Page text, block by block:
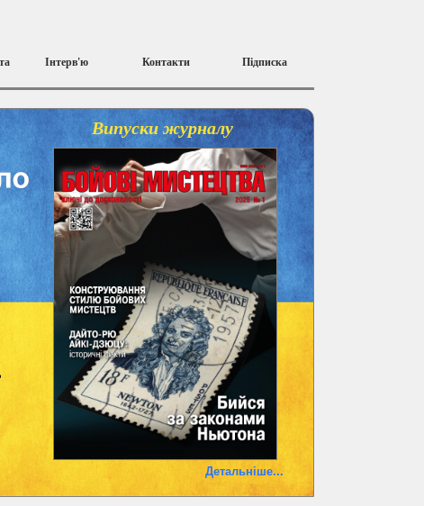
Інтерв'ю Контакти Підписка
Випуски журналу
Детальніше...